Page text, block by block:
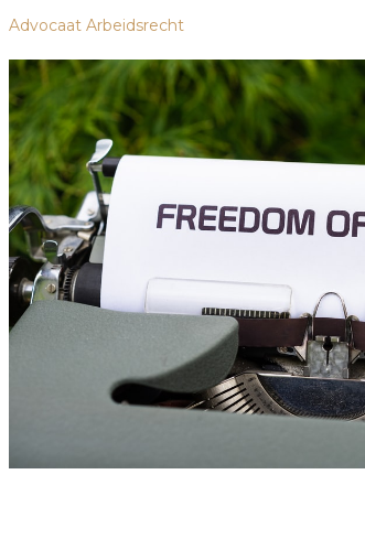
Advocaat Arbeidsrecht ‘s-